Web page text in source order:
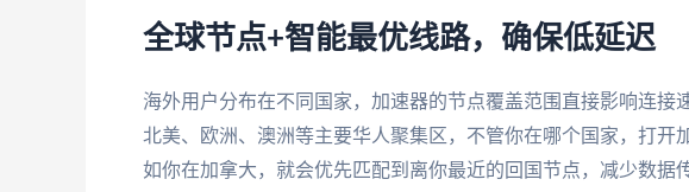
全球节点+智能最优线路，确保低延迟
海外用户分布在不同国家，加速器的节点覆盖范围直接影响连接
北美、欧洲、澳洲等主要华人聚集区，不管你在哪个国家，打
如你在加拿大，就会优先匹配到离你最近的回国节点，减少数据